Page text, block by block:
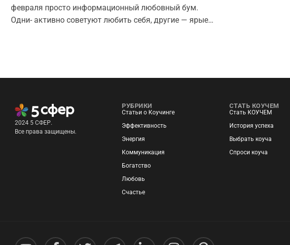
февраля просто информационный любовный бум.
Одни- активно советуют любить себя, другие — ярые
2024 5 СФЕР.
Все права защищены.
РУБРИКИ
Статьи о Коучинге
Эффективность
Энергия
Коммуникация
Богатство
Любовь
Счастье
СТАТЬ КОУЧЕМ
Стать КОУЧЕМ
История успеха
Выбрать коуча
Спроси коуча